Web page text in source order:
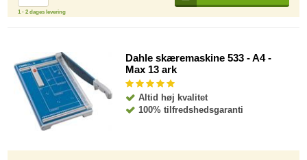
1 - 2 dages levering
Dahle skæremaskine 533 - A4 -
Max 13 ark
Altid høj kvalitet
100% tilfredshedsgaranti